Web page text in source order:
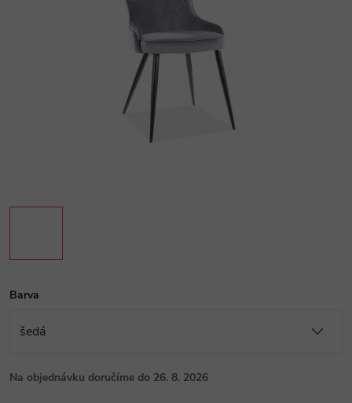
Barva
Na objednávku doručíme do 26. 8. 2026